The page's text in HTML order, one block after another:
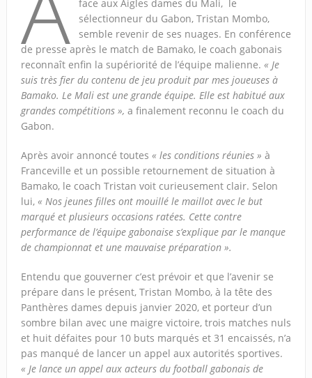
face aux Aigles dames du Mali, le
sélectionneur du Gabon, Tristan Mombo,
semble revenir de ses nuages. En conférence
de presse après le match de Bamako, le coach gabonais
reconnaît enfin la supériorité de l’équipe malienne. « Je
suis très fier du contenu de jeu produit par mes joueuses à
Bamako. Le Mali est une grande équipe. Elle est habitué aux
grandes compétitions », a finalement reconnu le coach du
Gabon.
Après avoir annoncé toutes « les conditions réunies » à
Franceville et un possible retournement de situation à
Bamako, le coach Tristan voit curieusement clair. Selon
lui, « Nos jeunes filles ont mouillé le maillot avec le but
marqué et plusieurs occasions ratées. Cette contre
performance de l’équipe gabonaise s’explique par le manque
de championnat et une mauvaise préparation ».
Entendu que gouverner c’est prévoir et que l’avenir se
prépare dans le présent, Tristan Mombo, à la tête des
Panthères dames depuis janvier 2020, et porteur d’un
sombre bilan avec une maigre victoire, trois matches nuls
et huit défaites pour 10 buts marqués et 31 encaissés, n’a
pas manqué de lancer un appel aux autorités sportives.
« Je lance un appel aux acteurs du football gabonais de